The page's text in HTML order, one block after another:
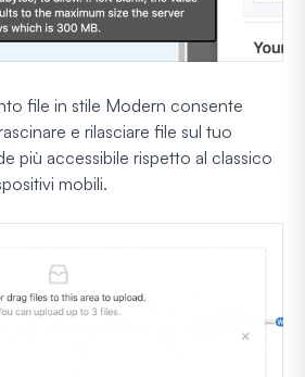
file in stile Modern consente
e rilasciare file sul tuo
più accessibile rispetto al classico
mobili.